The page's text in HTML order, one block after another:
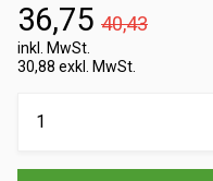
36,75 40,43
inkl. MwSt.
30,88 exkl. MwSt.